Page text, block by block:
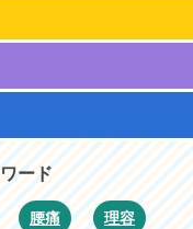
ード
腰痛 理容